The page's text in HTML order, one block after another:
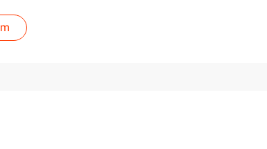
lợi ở phía sau, kín đáo và hạn chế tối đa tình trạng